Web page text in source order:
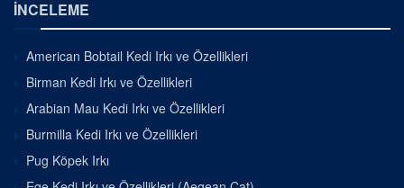
İNCELEME
American Bobtail Kedi Irkı ve Özellikleri
Birman Kedi Irkı ve Özellikleri
Arabian Mau Kedi Irkı ve Özellikleri
Burmilla Kedi Irkı ve Özellikleri
Pug Köpek Irkı